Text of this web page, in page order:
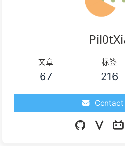
文章
67
标签
216
Contact